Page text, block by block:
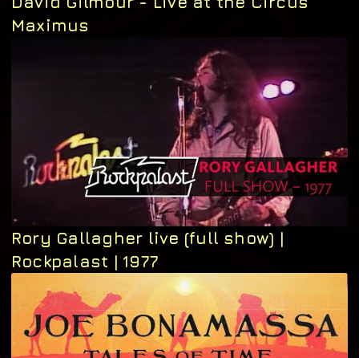
Maximus
Rory Gallagher live (full show) |
Rockpalast | 1977